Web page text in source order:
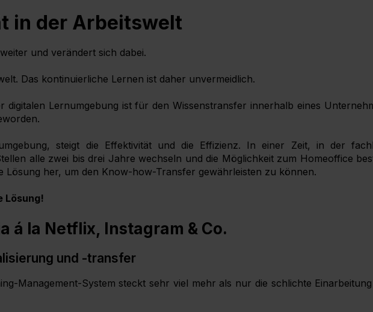
in der Arbeitswelt
und verändert sich dabei.
Das kontinuierliche Lernen ist daher unvermeidlich.
digitalen Lernumgebung ist für den Wissenstransfer innerhalb eines
steigt die Effektivität und die Effizienz. In einer Zeit, in der
alle zwei bis drei Jahre wechseln und die Möglichkeit zum Homeoffice
Lösung her, um den Know-how-Transfer gewährleisten zu können.
Lösung!
á la Netflix, Instagram & Co.
und -transfer
Management-System steckt sehr viel mehr als nur die schlichte